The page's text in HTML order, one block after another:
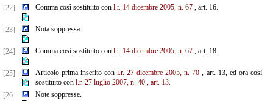
[22]
Comma così sostituito con l.r. 14 dicembre 2005, n. 67, art. 16.
[23] Nota soppressa.
[24] Comma così sostituito con l.r. 14 dicembre 2005, n. 67, art. 18.
[25] Articolo prima inserito con l.r. 27 dicembre 2005, n. 70 , art. 13, ed ora così
sostituito con l.r. 27 luglio 2007, n. 40 , art. 13.
[26-
Note soppresse.